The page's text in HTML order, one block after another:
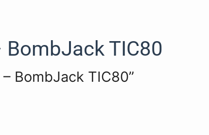
BombJack TIC80
BombJack TIC80”